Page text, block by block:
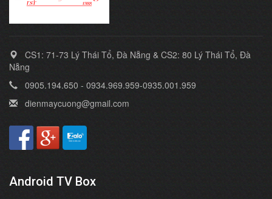
CS1: 71-73 Lý Thái Tổ, Đà Nẵng & CS2: 80 Lý Thái Tổ, Đà
Nẵng
0905.194.650 - 0934.969.959-0935.001.959
dienmaycuong@gmail.com
Android TV Box